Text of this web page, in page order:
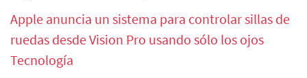
Apple anuncia un sistema para controlar sillas de
ruedas desde Vision Pro usando sólo los ojos
Tecnología